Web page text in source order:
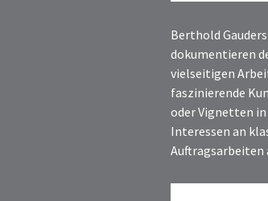
Berthold
dokumentieren
vielseitigen
faszinierende
oder Vignetten
Interessen an
Auftragsarbeiten